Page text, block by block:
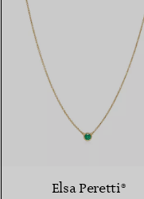
Elsa Peretti®